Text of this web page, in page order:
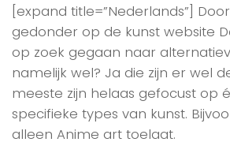
[expand title=”Nederlands”]
gedonder op de kunst website
op zoek gegaan naar
namelijk wel? Ja die zijn er wel
meeste zijn helaas gefocust op
specifieke types van kunst.
alleen Anime art toelaat.